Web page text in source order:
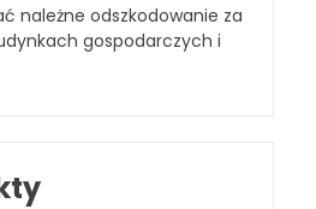
należne odszkodowanie za
gospodarczych i